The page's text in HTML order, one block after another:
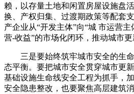
赖，以存量土地和闲置房屋设施盘
换、产权归集、过渡期政策等配套
产企业从“开发主体”向“城 市运营
营-收益”的市场化闭环，推动城市更
三是要始终筑牢城市安全的生命
态平衡。要把城市安全贯穿城市更
基础设施生命线安全工程为抓手，
安全隐患整改，也要聚焦高层建筑